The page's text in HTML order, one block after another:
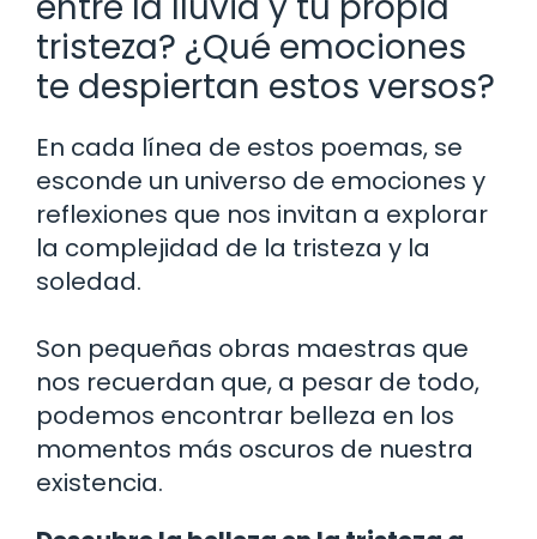
tristeza? ¿Qué emociones
te despiertan estos versos?
En cada línea de estos poemas, se
esconde un universo de emociones y
reflexiones que nos invitan a explorar
la complejidad de la tristeza y la
soledad.
Son pequeñas obras maestras que
nos recuerdan que, a pesar de todo,
podemos encontrar belleza en los
momentos más oscuros de nuestra
existencia.